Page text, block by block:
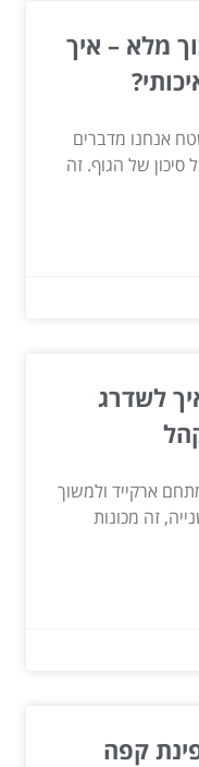
מלא – איך
אנחנו מדברים
של הגוף. זה
לשדרג
ארקייד ולמשוך
זה מכונות
קפה